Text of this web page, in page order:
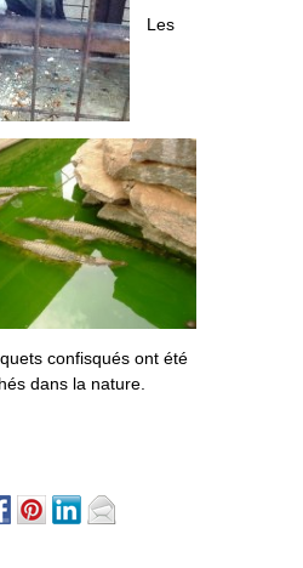
Les
confisqués ont été
dans la nature.